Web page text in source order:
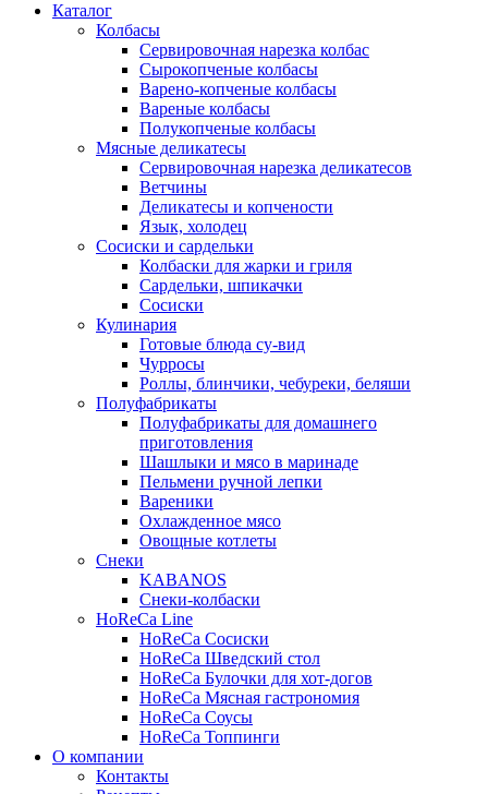
Каталог
Колбасы
Сервировочная нарезка колбас
Сырокопченые колбасы
Варено-копченые колбасы
Вареные колбасы
Полукопченые колбасы
Мясные деликатесы
Сервировочная нарезка деликатесов
Ветчины
Деликатесы и копчености
Язык, холодец
Сосиски и сардельки
Колбаски для жарки и гриля
Сардельки, шпикачки
Сосиски
Кулинария
Готовые блюда су-вид
Чурросы
Роллы, блинчики, чебуреки, беляши
Полуфабрикаты
Полуфабрикаты для домашнего
приготовления
Шашлыки и мясо в маринаде
Пельмени ручной лепки
Вареники
Охлажденное мясо
Овощные котлеты
Снеки
KABANOS
Снеки-колбаски
HoReCa Line
HoReCa Сосиски
HoReCa Шведский стол
HoReCa Булочки для хот-догов
HoReCa Мясная гастрономия
HoReCa Соусы
HoReCa Топпинги
О компании
Контакты